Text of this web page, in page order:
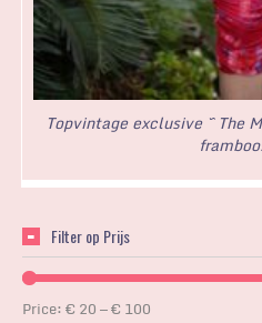
Topvintage exclusive ~ The
Filter op Prijs
Price:€ 20—€ 100